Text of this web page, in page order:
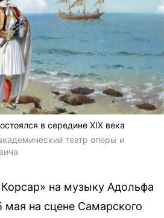
в середине XIX века
театр оперы и
на музыку Адольфа
мая на сцене Самарского